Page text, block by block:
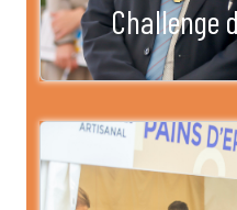
Challenge